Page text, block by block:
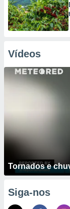
Vídeos
Tornados e
Siga-nos